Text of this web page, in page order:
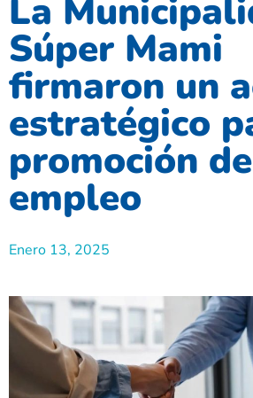
La
Súper Mami
firmaron un
estratégico
promoción
empleo
Enero 13, 2025